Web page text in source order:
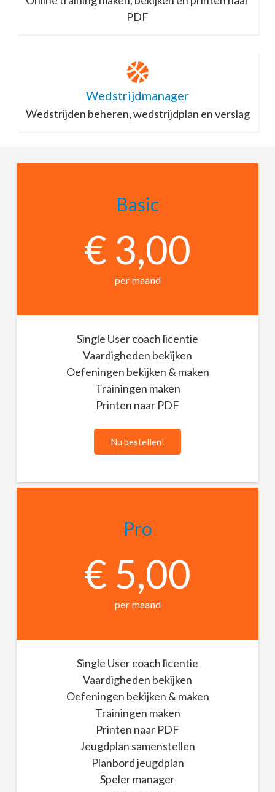
PDF
Wedstrijdmanager
Wedstrijden beheren, wedstrijdplan en verslag
Basic
€ 3,00
per maand
Single User coach licentie
Vaardigheden bekijken
Oefeningen bekijken & maken
Trainingen maken
Printen naar PDF
Nu bestellen!
Pro
€ 5,00
per maand
Single User coach licentie
Vaardigheden bekijken
Oefeningen bekijken & maken
Trainingen maken
Printen naar PDF
Jeugdplan samenstellen
Planbord jeugdplan
Speler manager